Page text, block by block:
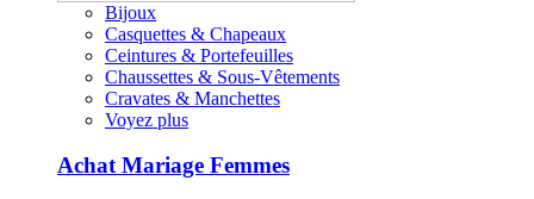
Bijoux
Casquettes & Chapeaux
Ceintures & Portefeuilles
Chaussettes & Sous-Vêtements
Cravates & Manchettes
Voyez plus
Achat Mariage Femmes